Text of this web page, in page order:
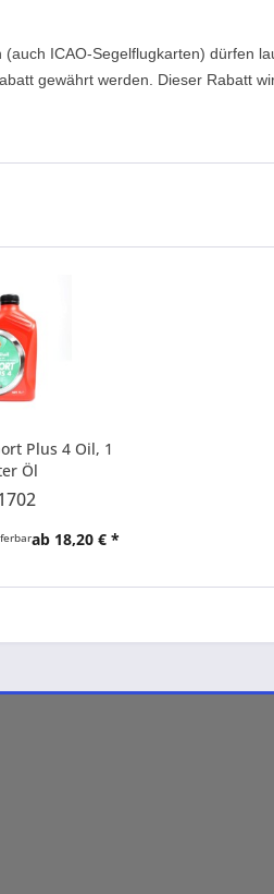
ICAO-Segelflugkarten) dürfen
gewährt werden. Dieser Rabatt
Plus 4 Oil, 1
Öl
ab 18,20 € *